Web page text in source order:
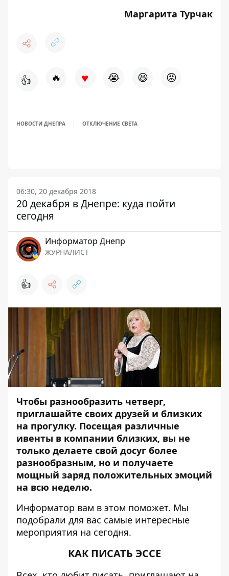
Маргарита Турчак
👍 🔥 ♥ 😭 😆 😡
НОВОСТИ ДНЕПРА ОТКЛЮЧЕНИЕ СВЕТА
06:30, 20 декабря 2018
20 декабря в Днепре: куда пойти
сегодня
Информатор Днепр
ЖУРНАЛИСТ
👍
Чтобы разнообразить четверг,
приглашайте своих друзей и близких
на прогулку. Посещая различные
ивенты в компании близких, вы не
только делаете свой досуг более
разнообразным, но и получаете
мощный заряд положительных эмоций
на всю неделю.
Информатор вам в этом поможет. Мы
подобрали для вас самые интересные
мероприятия на сегодня.
КАК ПИСАТЬ ЭССЕ